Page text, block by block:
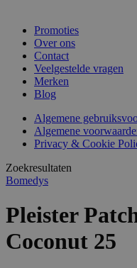
Promoties
Over ons
Contact
Veelgestelde vragen
Merken
Blog
Algemene
Algemene
Privacy & Cookie
Zoekresultaten
Bomedys
Pleister
Coconut 25